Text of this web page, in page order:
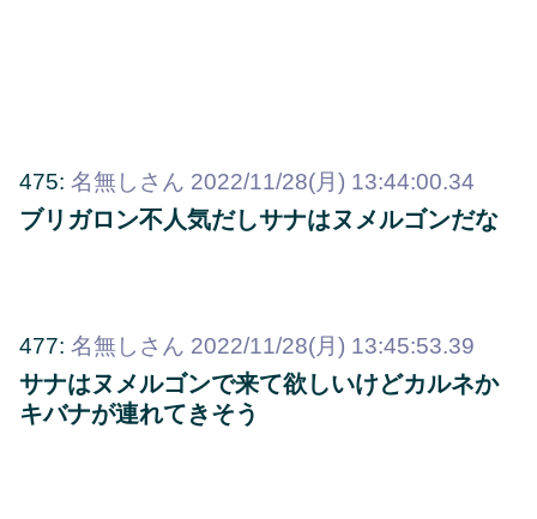
475: 名無しさん 2022/11/28(月) 13:44:00.34
ブリガロン不人気だしサナはヌメルゴンだな
477: 名無しさん 2022/11/28(月) 13:45:53.39
サナはヌメルゴンで来て欲しいけどカルネか
キバナが連れてきそう